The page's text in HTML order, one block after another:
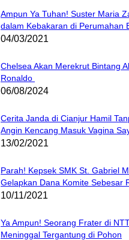
Ampun Ya Tuhan! Suster Maria
dalam Kebakaran di Perumahan
04/03/2021
Chelsea Akan Merekrut Bintang
Ronaldo
06/08/2024
Cerita Janda di Cianjur Hamil
Angin Kencang Masuk Vagina
13/02/2021
Parah! Kepsek SMK St. Gabriel
Gelapkan Dana Komite Sebesar
10/11/2021
Ya Ampun! Seorang Frater di
Meninggal Tergantung di Pohon